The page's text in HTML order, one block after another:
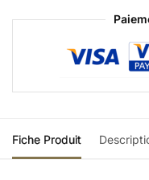
Fiche Produit